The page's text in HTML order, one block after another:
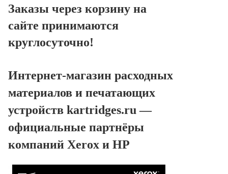
Заказы через корзину на
сайте принимаются
круглосуточно!
Интернет-магазин расходных
материалов и печатающих
устройств kartridges.ru —
официальные партнёры
компаний Xerox и HP